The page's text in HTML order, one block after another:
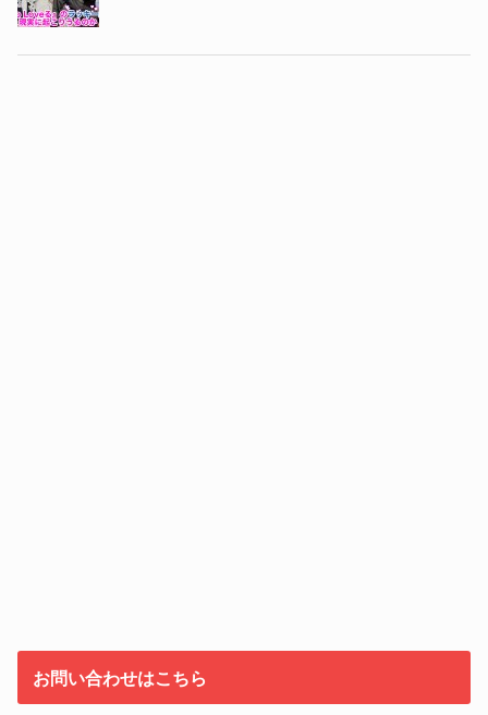
お問い合わせはこちら